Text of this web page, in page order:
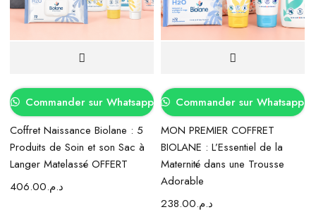
Commander sur Whatsapp
Coffret Naissance Biolane : 5
Produits de Soin et son Sac à
Langer Matelassé OFFERT
د.م.406.00
Commander sur Whatsapp
MON PREMIER COFFRET
BIOLANE : L’Essentiel de la
Maternité dans une Trousse
Adorable
د.م.238.00